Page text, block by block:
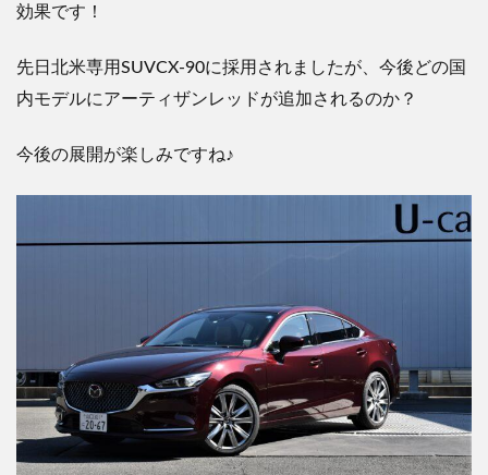
効果です！
先日北米専用SUVCX-90に採用されましたが、今後どの国
内モデルにアーティザンレッドが追加されるのか？
今後の展開が楽しみですね♪